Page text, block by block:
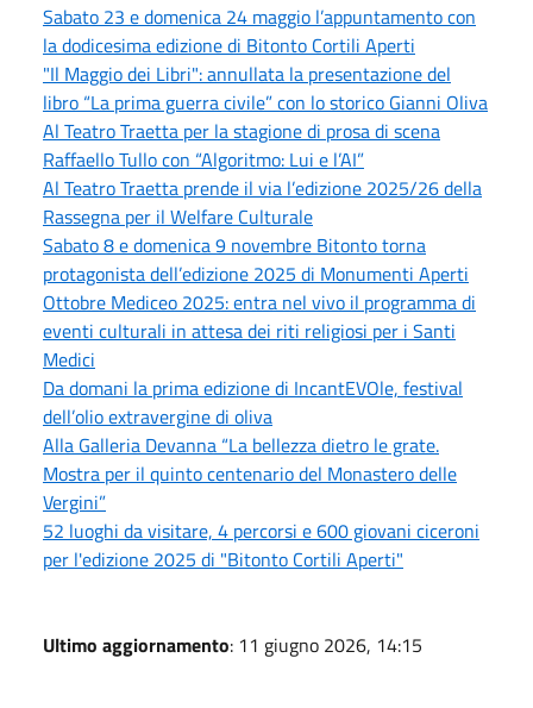
Sabato 23 e domenica 24 maggio l’appuntamento con
la dodicesima edizione di Bitonto Cortili Aperti
"Il Maggio dei Libri": annullata la presentazione del
libro “La prima guerra civile” con lo storico Gianni Oliva
Al Teatro Traetta per la stagione di prosa di scena
Raffaello Tullo con “Algoritmo: Lui e l’AI”
Al Teatro Traetta prende il via l’edizione 2025/26 della
Rassegna per il Welfare Culturale
Sabato 8 e domenica 9 novembre Bitonto torna
protagonista dell’edizione 2025 di Monumenti Aperti
Ottobre Mediceo 2025: entra nel vivo il programma di
eventi culturali in attesa dei riti religiosi per i Santi
Medici
Da domani la prima edizione di IncantEVOle, festival
dell’olio extravergine di oliva
Alla Galleria Devanna “La bellezza dietro le grate.
Mostra per il quinto centenario del Monastero delle
Vergini”
52 luoghi da visitare, 4 percorsi e 600 giovani ciceroni
per l'edizione 2025 di "Bitonto Cortili Aperti"
Ultimo aggiornamento: 11 giugno 2026, 14:15